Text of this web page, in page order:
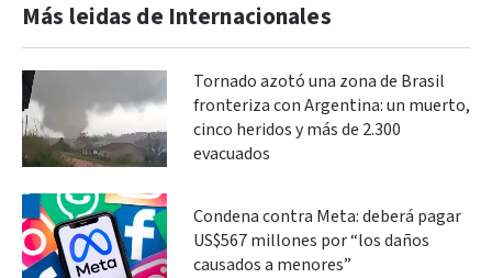
Más leidas de Internacionales
Tornado azotó una zona de Brasil
fronteriza con Argentina: un muerto,
cinco heridos y más de 2.300
evacuados
Condena contra Meta: deberá pagar
US$567 millones por “los daños
causados a menores”